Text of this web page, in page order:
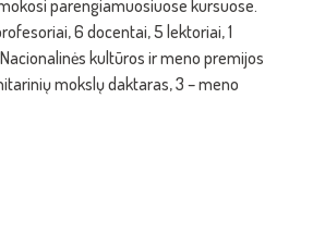
parengiamuosiuose kursuose.
6 docentai, 5 lektoriai, 1
kultūros ir meno premijos
mokslų daktaras, 3 – meno